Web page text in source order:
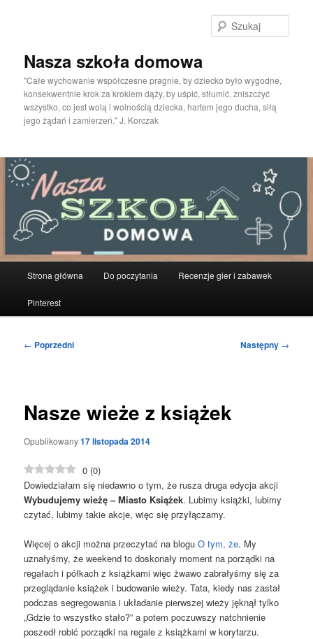
Nasza szkoła domowa
"Całe wychowanie współczesne pragnie, by dziecko było wygodne,
konsekwentnie krok za krokiem dąży, by uśpić, stłumić, zniszczyć
wszystko, co jest wolą i wolnością dziecka, hartem jego ducha, siłą
jego żądań i zamierzeń." J. Korczak
Strona główna Do poczytania Recenzje gier i zabawek
Pinterest
Nawigacja
← Poprzedni Następny →
Nasze wieże z książek
Opublikowany17 listopada 2014
0 (0)
Dowiedziałam się niedawno o tym, że rusza druga edycja akcji
Wybudujemy wieżę – Miasto Książek. Lubimy książki, lubimy
czytać, lubimy takie akcje, więc się przyłączamy.
Więcej o akcji można przeczytać na bloguO tym, że. My
uznałyśmy, że weekend to doskonały moment na porządki na
regałach i półkach z książkami więc żwawo zabrałyśmy się za
przeglądanie książek i budowanie wieży. Tata, kiedy nas zastał
podczas segregowania i układanie pierwszej wieży jęknął tylko
„Gdzie to wszystko stało?” a potem poczuwszy natchnienie
poszedł robić porządki na regale z książkami w korytarzu.